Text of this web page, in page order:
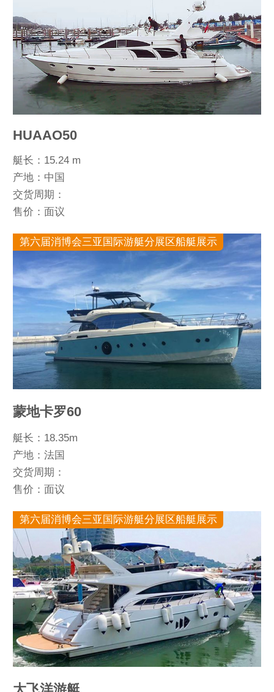
HUAAO50
艇长：15.24 m
产地：中国
交货周期：
售价：面议
第六届消博会三亚国际游艇分展区船艇展示
蒙地卡罗60
艇长：18.35m
产地：法国
交货周期：
售价：面议
第六届消博会三亚国际游艇分展区船艇展示